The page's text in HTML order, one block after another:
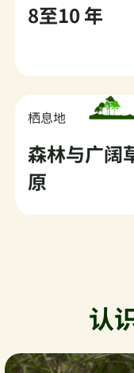
8至10 年
栖息地
森林与广阔
原
认